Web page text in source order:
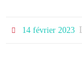
14 février 2023